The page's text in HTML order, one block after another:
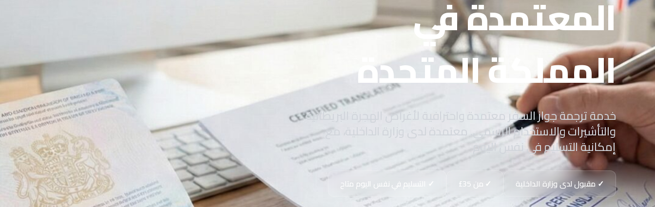
المعتمدة في
المملكة المتحدة
خدمة ترجمة جواز السفر معتمدة واحترافية لأغراض الهجرة البريطانية
والتأشيرات والاستخدام الرسمي. معتمدة لدى وزارة الداخلية، مع
إمكانية التسليم في نفس اليوم.
✓ مقبول لدى وزارة الداخلية ✓ من ⁦£35⁩ ✓ التسليم في نفس اليوم متاح